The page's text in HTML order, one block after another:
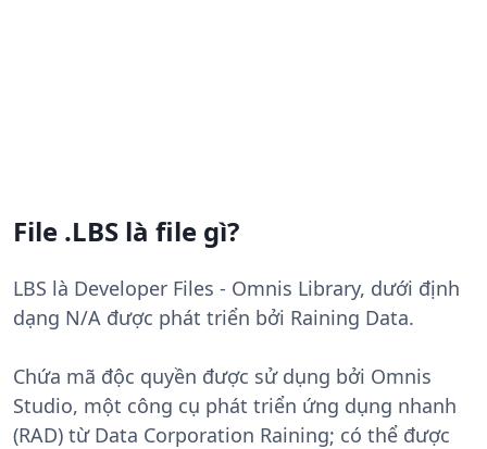
File .LBS là file gì?
LBS là Developer Files - Omnis Library, dưới định
dạng N/A được phát triển bởi Raining Data.
Chứa mã độc quyền được sử dụng bởi Omnis
Studio, một công cụ phát triển ứng dụng nhanh
(RAD) từ Data Corporation Raining; có thể được